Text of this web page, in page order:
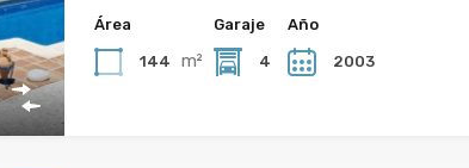
Área
144 m²
Garaje
4
Año
2003